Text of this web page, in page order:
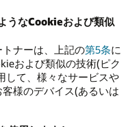
うなCookieおよび類似
ナーは、上記の第5条に
および類似の技術(ピク
して、様々なサービスや
様のデバイス(あるいは